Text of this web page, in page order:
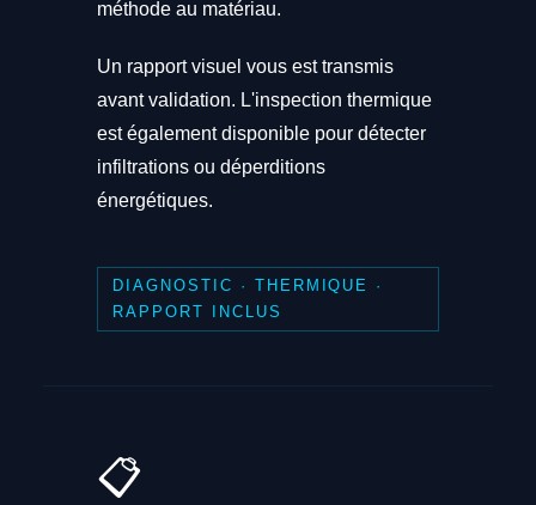
méthode au matériau.
Un rapport visuel vous est transmis
avant validation. L'inspection thermique
est également disponible pour détecter
infiltrations ou déperditions
énergétiques.
DIAGNOSTIC · THERMIQUE ·
RAPPORT INCLUS
📋